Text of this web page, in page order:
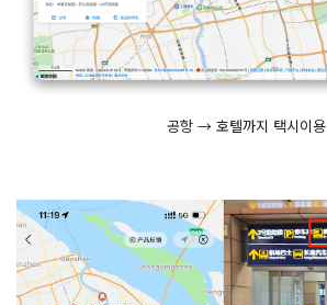
공항 → 호텔까지 택시이용